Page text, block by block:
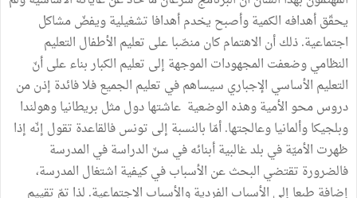
يحقّق أهدافه الكمية وأصبح يخدم أهدافا تشغيلية ويفضّ مشاكل
اجتماعية. ذلك أن الاهتمام كان منصّبا على تعليم الأطفال التعليم
النظامي وضعفت المجهودات الموجهة إلى تعليم الكبار بناء على أنّ
التعليم الأساسي الإجباري سيساهم في تعليم الجميع فلا فائدة إذن من
دروس محو الأمية وهذه الوضعية عاشتها دول مثل بريطانيا وهولندا
وبلجيكا وألمانيا وعالجتها. أمّا بالنسبة إلى تونس فالقاعدة تقول إنّه إذا
ظهرت الأميّة في بلد غالبية أبنائه في سنّ الدراسة في المدرسة
فالضرورة تقتضي البحث عن الأسباب في كيفية اشتغال المدرسة،